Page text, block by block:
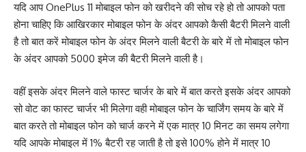
यदि आप OnePlus 11 मोबाइल फोन को खरीदने की सोच रहे हो तो आपको पता
होना चाहिए कि आखिरकार मोबाइल फोन के अंदर आपको कैसी बैटरी मिलने वाली
है तो बात करें मोबाइल फोन के अंदर मिलने वाली बैटरी के बारे में तो मोबाइल फोन
के अंदर आपको 5000 इमेज की बैटरी मिलने वाली है।
वहीं इसके अंदर मिलने वाले फास्ट चार्जर के बारे में बात करते इसके अंदर आपको
सो वोट का फास्ट चार्जर भी मिलेगा वही मोबाइल फोन के चार्जिंग समय के बारे में
बात करते तो मोबाइल फोन को चार्ज करने में एक मात्र 10 मिनट का समय लगेगा
यदि आपके मोबाइल में 1% बैटरी रह जाती है तो इसे 100% होने में मात्र 10